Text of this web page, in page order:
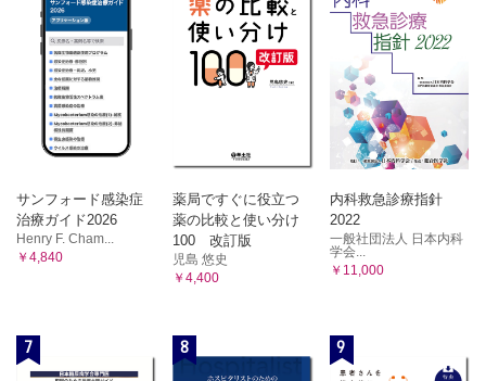
サンフォード感染症
治療ガイド2026
Henry F. Cham...
￥4,840
薬局ですぐに役立つ
薬の比較と使い分け
100 改訂版
児島 悠史
￥4,400
内科救急診療指針
2022
一般社団法人 日本内科
学会...
￥11,000
7 8 9